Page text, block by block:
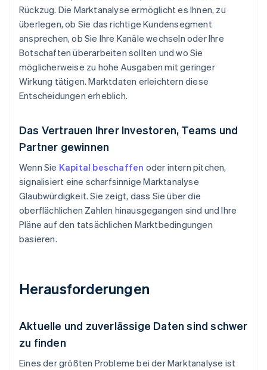
Rückzug. Die Marktanalyse ermöglicht es Ihnen, zu
überlegen, ob Sie das richtige Kundensegment
ansprechen, ob Sie Ihre Kanäle wechseln oder Ihre
Botschaften überarbeiten sollten und wo Sie
möglicherweise zu hohe Ausgaben mit geringer
Wirkung tätigen. Marktdaten erleichtern diese
Entscheidungen erheblich.
Das Vertrauen Ihrer Investoren, Teams und
Partner gewinnen
Wenn Sie Kapital beschaffen oder intern pitchen,
signalisiert eine scharfsinnige Marktanalyse
Glaubwürdigkeit. Sie zeigt, dass Sie über die
oberflächlichen Zahlen hinausgegangen sind und Ihre
Pläne auf den tatsächlichen Marktbedingungen
basieren.
Herausforderungen
Aktuelle und zuverlässige Daten sind schwer
zu finden
Eines der größten Probleme bei der Marktanalyse ist